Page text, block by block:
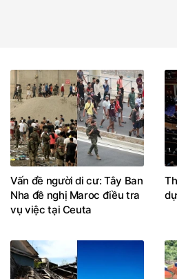
Vấn đề người di cư: Tây Ban
Nha đề nghị Maroc điều tra
vụ việc tại Ceuta